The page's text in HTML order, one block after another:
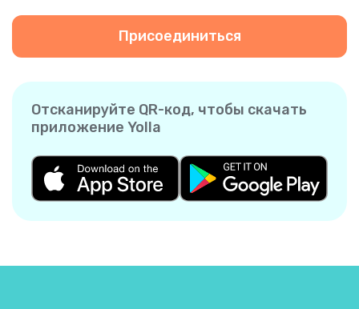
Присоединиться
Отсканируйте QR-код, чтобы скачать
приложение Yolla